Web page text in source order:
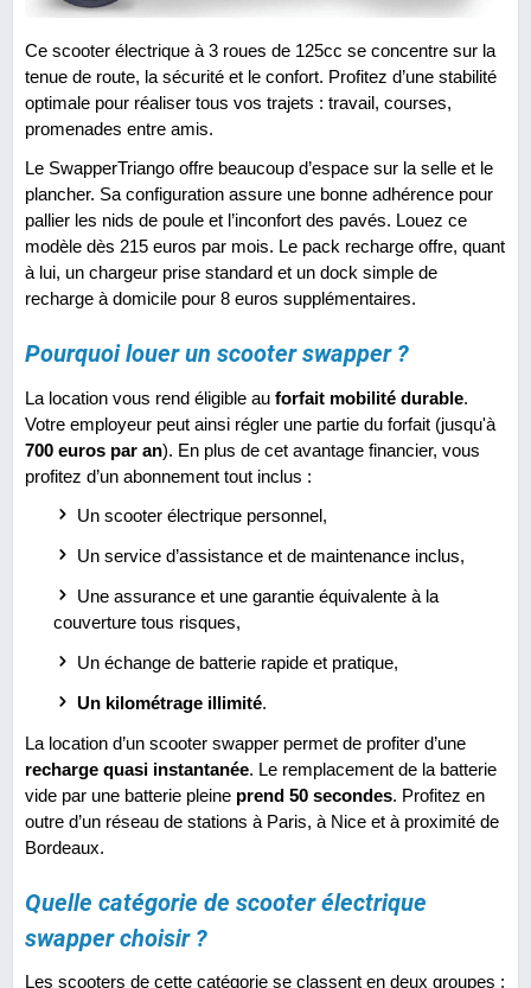
Ce scooter électrique à 3 roues de 125cc se concentre sur la
tenue de route, la sécurité et le confort. Profitez d’une stabilité
optimale pour réaliser tous vos trajets : travail, courses,
promenades entre amis.
Le SwapperTriango offre beaucoup d’espace sur la selle et le
plancher. Sa configuration assure une bonne adhérence pour
pallier les nids de poule et l’inconfort des pavés. Louez ce
modèle dès 215 euros par mois. Le pack recharge offre, quant
à lui, un chargeur prise standard et un dock simple de
recharge à domicile pour 8 euros supplémentaires.
Pourquoi louer un scooter swapper ?
La location vous rend éligible au forfait mobilité durable.
Votre employeur peut ainsi régler une partie du forfait (jusqu'à
700 euros par an). En plus de cet avantage financier, vous
profitez d’un abonnement tout inclus :
Un scooter électrique personnel,
Un service d’assistance et de maintenance inclus,
Une assurance et une garantie équivalente à la
couverture tous risques,
Un échange de batterie rapide et pratique,
Un kilométrage illimité.
La location d’un scooter swapper permet de profiter d’une
recharge quasi instantanée. Le remplacement de la batterie
vide par une batterie pleine prend 50 secondes. Profitez en
outre d’un réseau de stations à Paris, à Nice et à proximité de
Bordeaux.
Quelle catégorie de scooter électrique
swapper choisir ?
Les scooters de cette catégorie se classent en deux groupes :